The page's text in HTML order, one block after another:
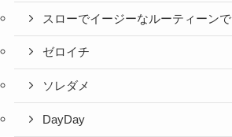
スローでイージーなルーティーンで
ゼロイチ
ソレダメ
DayDay